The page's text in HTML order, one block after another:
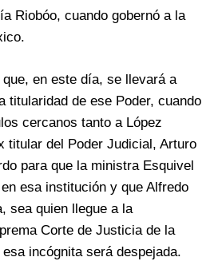
Riobóo, cuando gobernó a la
en este día, se llevará a
titularidad de ese Poder, cuando
cercanos tanto a López
titular del Poder Judicial, Arturo
para que la ministra Esquivel
esa institución y que Alfredo
sea quien llegue a la
Corte de Justicia de la
incógnita será despejada.